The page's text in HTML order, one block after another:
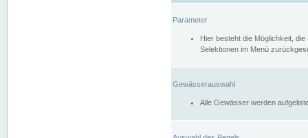
Parameter
Hier besteht die Möglichkeit,
Selektionen im Menü
Gewässerauswahl
Alle Gewässer werden